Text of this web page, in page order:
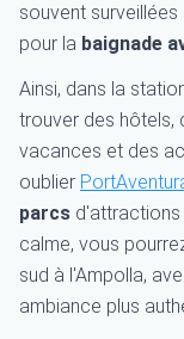
souvent
pour la baignade
Ainsi, dans la
trouver des hôtels,
vacances et des
oublier
parcs d'attractions
calme, vous
sud à l'Ampolla,
ambiance plus